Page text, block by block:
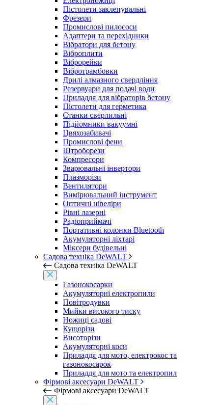
Пістолети заклепувальні
Фрезери
Промислові пилососи
Адаптери та перехідники
Вібратори для бетону
Віброплити
Віброрейки
Вібротрамбовки
Дрилі алмазного свердління
Резервуари для подачі води
Приладдя для вібраторів бетону
Пістолети для герметика
Станки сверлильні
Підйомники вакуумні
Цвяхозабивачі
Промислові фени
Штроборези
Компресори
Зварювальні інвертори
Плазморізи
Вентилятори
Вимірювальний інструмент
Оптичні нівеліри
Рівні лазерні
Радіоприймачі
Портативні колонки Bluetooth
Акумуляторні ліхтарі
Міксери будівельні
Садова техніка DeWALT
Садова техніка DeWALT
Газонокосарки
Акумуляторні електропили
Повітродувки
Мийки високого тиску
Ножиці садові
Кущорізи
Висоторізи
Акумуляторні коси
Приладдя для мото, електрокос та
газонокосарок
Приладдя для мото та електропил
Фірмові аксесуари DeWALT
Фірмові аксесуари DeWALT